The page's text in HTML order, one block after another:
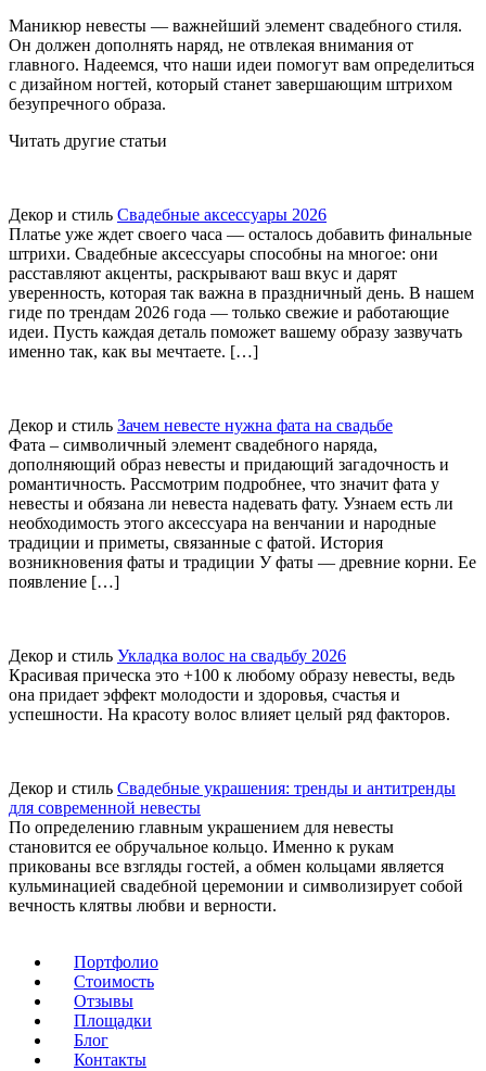
Маникюр невесты — важнейший элемент свадебного стиля.
Он должен дополнять наряд, не отвлекая внимания от
главного. Надеемся, что наши идеи помогут вам определиться
с дизайном ногтей, который станет завершающим штрихом
безупречного образа.
Читать другие статьи
Декор и стиль Свадебные аксессуары 2026
Платье уже ждет своего часа — осталось добавить финальные
штрихи. Свадебные аксессуары способны на многое: они
расставляют акценты, раскрывают ваш вкус и дарят
уверенность, которая так важна в праздничный день. В нашем
гиде по трендам 2026 года — только свежие и работающие
идеи. Пусть каждая деталь поможет вашему образу зазвучать
именно так, как вы мечтаете. […]
Декор и стиль Зачем невесте нужна фата на свадьбе
Фата – символичный элемент свадебного наряда,
дополняющий образ невесты и придающий загадочность и
романтичность. Рассмотрим подробнее, что значит фата у
невесты и обязана ли невеста надевать фату. Узнаем есть ли
необходимость этого аксессуара на венчании и народные
традиции и приметы, связанные с фатой. История
возникновения фаты и традиции У фаты — древние корни. Ее
появление […]
Декор и стиль Укладка волос на свадьбу 2026
Красивая прическа это +100 к любому образу невесты, ведь
она придает эффект молодости и здоровья, счастья и
успешности. На красоту волос влияет целый ряд факторов.
Декор и стиль Свадебные украшения: тренды и антитренды
для современной невесты
По определению главным украшением для невесты
становится ее обручальное кольцо. Именно к рукам
прикованы все взгляды гостей, а обмен кольцами является
кульминацией свадебной церемонии и символизирует собой
вечность клятвы любви и верности.
Портфолио
Стоимость
Отзывы
Площадки
Блог
Контакты